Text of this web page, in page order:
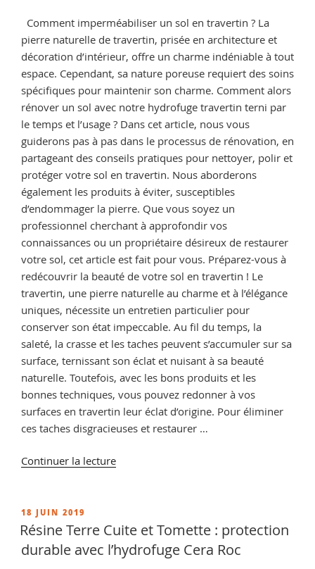
Naturelle
extérieure »
Comment imperméabiliser un sol en travertin ? La
pierre naturelle de travertin, prisée en architecture et
décoration d’intérieur, offre un charme indéniable à tout
espace. Cependant, sa nature poreuse requiert des soins
spécifiques pour maintenir son charme. Comment alors
rénover un sol avec notre hydrofuge travertin terni par
le temps et l’usage ? Dans cet article, nous vous
guiderons pas à pas dans le processus de rénovation, en
partageant des conseils pratiques pour nettoyer, polir et
protéger votre sol en travertin. Nous aborderons
également les produits à éviter, susceptibles
d’endommager la pierre. Que vous soyez un
professionnel cherchant à approfondir vos
connaissances ou un propriétaire désireux de restaurer
votre sol, cet article est fait pour vous. Préparez-vous à
redécouvrir la beauté de votre sol en travertin ! Le
travertin, une pierre naturelle au charme et à l’élégance
uniques, nécessite un entretien particulier pour
conserver son état impeccable. Au fil du temps, la
saleté, la crasse et les taches peuvent s’accumuler sur sa
surface, ternissant son éclat et nuisant à sa beauté
naturelle. Toutefois, avec les bons produits et les
bonnes techniques, vous pouvez redonner à vos
surfaces en travertin leur éclat d’origine. Pour éliminer
ces taches disgracieuses et restaurer …
Continuer la lecturede
retrouver
les
conseils
PUBLIÉ
LE
18 JUIN 2019
Résine Terre Cuite et Tomette : protection
durable avec l’hydrofuge Cera Roc